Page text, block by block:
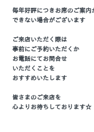
毎年好評につきお席のご案内
できない場合がございます
ご来店いただく際は
事前にご予約いただくか
お電話にてお問合せ
いただくことを
おすすめいたします
皆さまのご来店を
心よりお待ちしております☆